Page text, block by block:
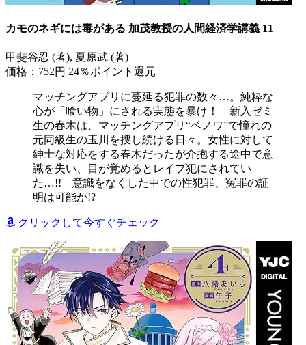
カモのネギには毒がある 加茂教授の人間経済学講義 11
甲斐谷忍 (著), 夏原武 (著)
価格：752円 24％ポイント還元
マッチングアプリに蔓延る犯罪の数々…。純粋な
心が「喰い物」にされる実態を暴け！ 新入ゼミ
生の春木は、マッチングアプリ“ベノワ”で憧れの
元同級生の玉川を捜し続ける日々。女性に対して
紳士な対応をする春木だったが介抱する途中で意
識を失い、目が覚めるとレイプ犯にされてい
た…!! 意識をなくした中での性犯罪、冤罪の証
明は可能か!?
クリックして今すぐチェック